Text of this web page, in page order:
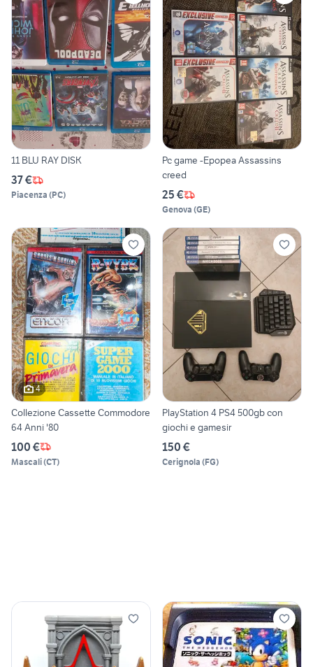
11 BLU RAY DISK
37 €
Piacenza (PC)
Pc game -Epopea Assassins
creed
25 €
Genova (GE)
4
Collezione Cassette Commodore
64 Anni '80
100 €
Mascali(CT)
PlayStation 4 PS4 500gb con
giochi e gamesir
150 €
Cerignola (FG)